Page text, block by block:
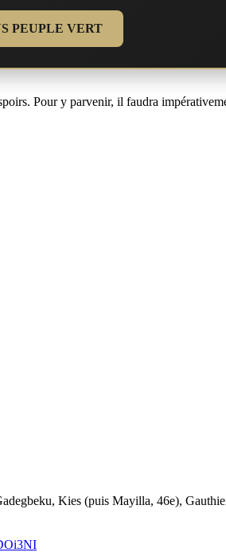
PEUPLE VERT
Pour y parvenir, il faudra
Kies (puis Mayilla, 46e),